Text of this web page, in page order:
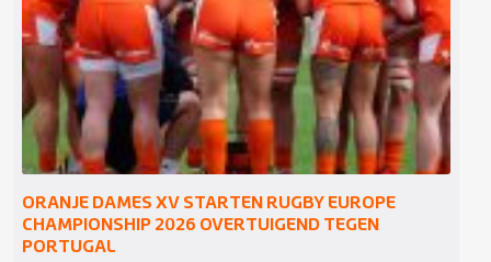
ORANJE DAMES XV STARTEN RUGBY EUROPE
CHAMPIONSHIP 2026 OVERTUIGEND TEGEN
PORTUGAL